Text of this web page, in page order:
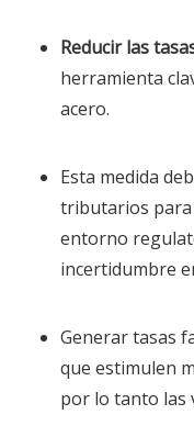
Reducir las
herramienta
acero.
Esta medida
tributarios para
entorno
incertidumbre
Generar tasas
que estimulen
por lo tanto las